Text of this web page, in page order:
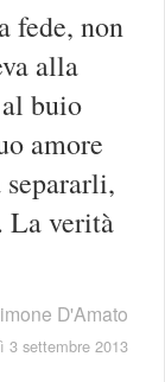
fede, non
alla
buio
amore
La verità
D'Amato
3 settembre 2013